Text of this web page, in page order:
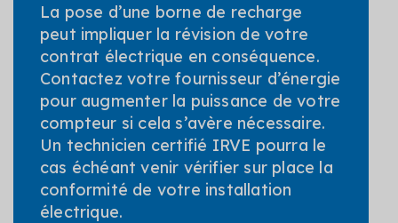
La pose d’une borne de recharge
peut impliquer la révision de votre
contrat électrique en conséquence.
Contactez votre fournisseur d’énergie
pour augmenter la puissance de votre
compteur si cela s’avère nécessaire.
Un technicien certifié IRVE pourra le
cas échéant venir vérifier sur place la
conformité de votre installation
électrique.